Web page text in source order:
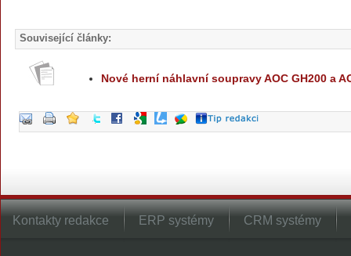
Související články:
Nové herní náhlavní soupravy AOC GH200 a
Kontakty redakce ERP systémy CRM systémy